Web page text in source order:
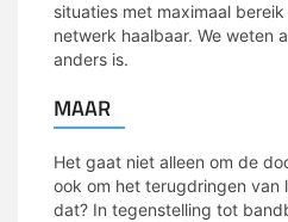
situaties met maximaal
netwerk haalbaar. We weten
anders is.
MAAR
Het gaat niet alleen om de
ook om het terugdringen van
dat? In tegenstelling tot